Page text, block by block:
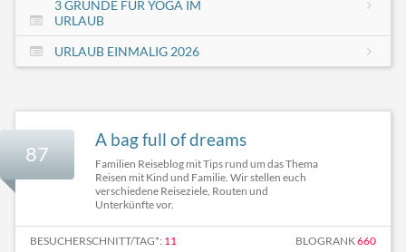
3 GRÜNDE FÜR YOGA IM
URLAUB
URLAUB EINMALIG 2026
87
A bag full of dreams
Familien Reiseblog mit Tips rund um das Thema
Reisen mit Kind und Familie. Wir stellen euch
verschiedene Reiseziele, Routen und
Unterkünfte vor.
BESUCHERSCHNITT/TAG*: 11 BLOGRANK660